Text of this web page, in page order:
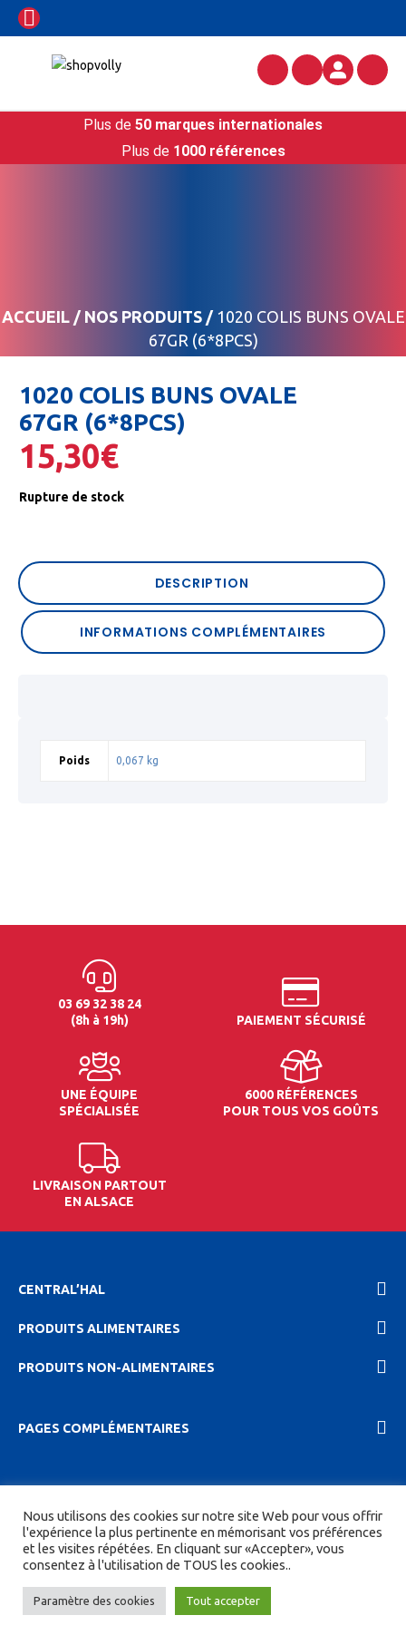
Plus de 50 marques internationales
Plus de 1000 références
ACCUEIL/ NOS PRODUITS/ 1020 COLIS BUNS OVALE
67GR (6*8PCS)
1020 COLIS BUNS OVALE
67GR (6*8PCS)
15,30€
Rupture de stock
DESCRIPTION
INFORMATIONS COMPLÉMENTAIRES
Poids 0,067 kg
03 69 32 38 24
(8h à 19h)
PAIEMENT SÉCURISÉ
UNE ÉQUIPE
SPÉCIALISÉE
6000 RÉFÉRENCES
POUR TOUS VOS GOÛTS
LIVRAISON PARTOUT
EN ALSACE
CENTRAL’HAL
PRODUITS ALIMENTAIRES
PRODUITS NON-ALIMENTAIRES
PAGES COMPLÉMENTAIRES
confidentionalité| CGV| Tous droits réservés.
Site réalisé parDIGITICS etJoan HAEGELE
Nous utilisons des cookies sur notre site Web pour vous offrir
l'expérience la plus pertinente en mémorisant vos préférences
et les visites répétées. En cliquant sur «Accepter», vous
consentez à l'utilisation de TOUS les cookies..
Paramètre des cookies Tout accepter